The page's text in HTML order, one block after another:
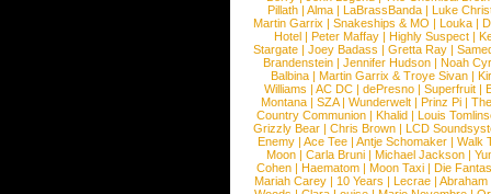
Pillath |Alma |LaBrassBanda |Luke
Martin Garrix | Snakeships & MO | Louka |
Hotel | Peter Maffay | Highly Suspect |
Stargate |Joey Badass |Gretta Ray |
Brandenstein |Jennifer Hudson |Noah
Balbina | Martin Garrix & Troye Sivan |
Williams |AC DC |dePresno |Superfruit |
Montana |SZA|Wunderwelt |Prinz Pi |
Country Communion | Khalid | Louis
Grizzly Bear | Chris Brown | LCD
Enemy | Ace Tee | Antje Schomaker | Walk
Moon |Carla Bruni |Michael Jackson |
Cohen |Haematom |Moon Taxi |Die
Mariah Carey | 10 Years | Lecrae | Abraham